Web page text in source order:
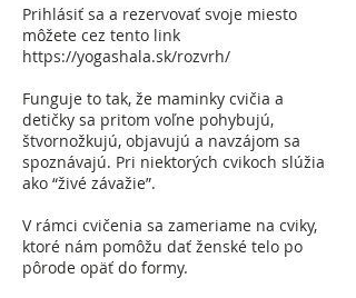
Prihlásiť sa a rezervovať svoje miesto
môžete cez tento link
https://yogashala.sk/rozvrh/
Funguje to tak, že maminky cvičia a
detičky sa pritom voľne pohybujú,
štvornožkujú, objavujú a navzájom sa
spoznávajú. Pri niektorých cvikoch slúžia
ako “živé závažie”.
V rámci cvičenia sa zameriame na cviky,
ktoré nám pomôžu dať ženské telo po
pôrode opäť do formy.